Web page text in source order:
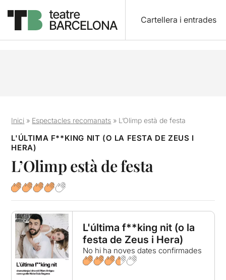
Cartellera i entrades
Inici » Espectacles recomanats » L’Olimp està de festa
L'ÚLTIMA F**KING NIT (O LA FESTA DE ZEUS I
HERA)
L’Olimp està de festa
L'última f**king nit (o la
festa de Zeus i Hera)
No hi ha noves dates confirmades